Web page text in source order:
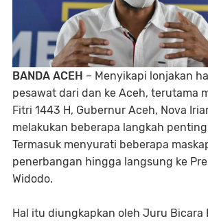
BANDA ACEH – Menyikapi lonjakan
pesawat dari dan ke Aceh, terutama
Fitri 1443 H, Gubernur Aceh, Nova
melakukan beberapa langkah
Termasuk menyurati beberapa
penerbangan hingga langsung ke
Widodo.
Hal itu diungkapkan oleh Juru Bicara